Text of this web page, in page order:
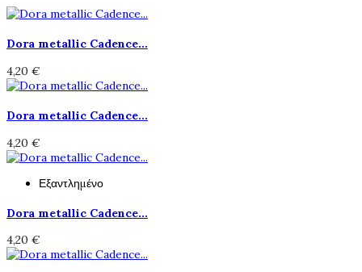
Dora metallic Cadence...
4,20 €
Dora metallic Cadence...
4,20 €
Εξαντλημένο
Dora metallic Cadence...
4,20 €